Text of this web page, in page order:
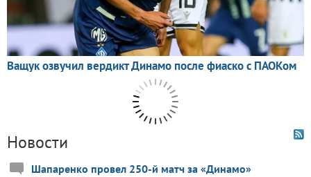
Новости
Шапаренко провел 250-й матч за «Динамо»